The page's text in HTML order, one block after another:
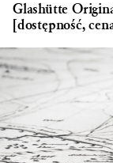
Glashütte
[dostępność,